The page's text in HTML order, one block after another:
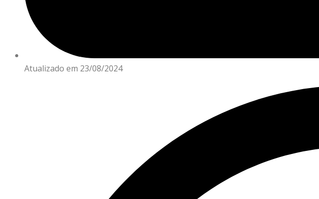
Atualizado em 23/08/2024